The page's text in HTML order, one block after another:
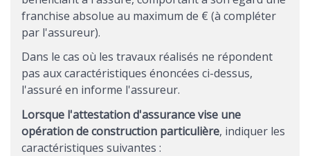
franchise absolue au maximum de € (à compléter
par l'assureur).
Dans le cas où les travaux réalisés ne répondent
pas aux caractéristiques énoncées ci-dessus,
l'assuré en informe l'assureur.
Lorsque l'attestation d'assurance vise une
opération de construction particulière, indiquer les
caractéristiques suivantes :